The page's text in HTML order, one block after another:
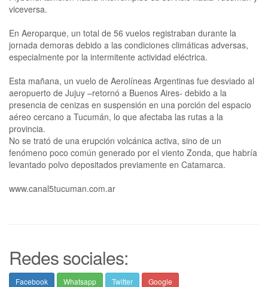
viceversa.
En Aeroparque, un total de 56 vuelos registraban durante la
jornada demoras debido a las condiciones climáticas adversas,
especialmente por la intermitente actividad eléctrica.
Esta mañana, un vuelo de Aerolíneas Argentinas fue desviado al
aeropuerto de Jujuy –retornó a Buenos Aires- debido a la
presencia de cenizas en suspensión en una porción del espacio
aéreo cercano a Tucumán, lo que afectaba las rutas a la
provincia.
No se trató de una erupción volcánica activa, sino de un
fenómeno poco común generado por el viento Zonda, que habría
levantado polvo depositados previamente en Catamarca.
www.canal5tucuman.com.ar
Redes sociales:
Facebook Whatsapp Twitter Google